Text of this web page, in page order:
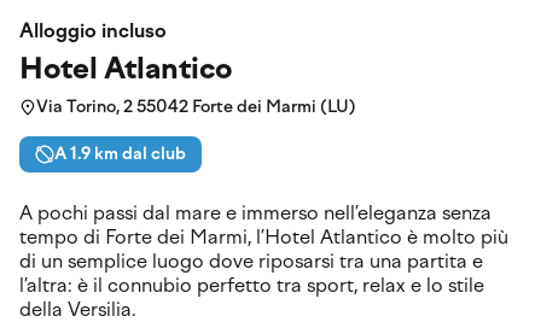
Alloggio incluso
Hotel Atlantico
Via Torino, 2 55042 Forte dei Marmi (LU)
A 1.9 km dal club
A pochi passi dal mare e immerso nell’eleganza senza
tempo di Forte dei Marmi, l’Hotel Atlantico è molto più
di un semplice luogo dove riposarsi tra una partita e
l’altra: è il connubio perfetto tra sport, relax e lo stile
della Versilia.